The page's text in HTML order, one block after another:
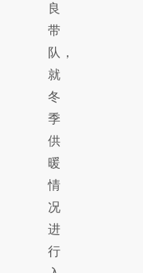
良
带
队，
就
冬
季
供
暖
情
况
进
行